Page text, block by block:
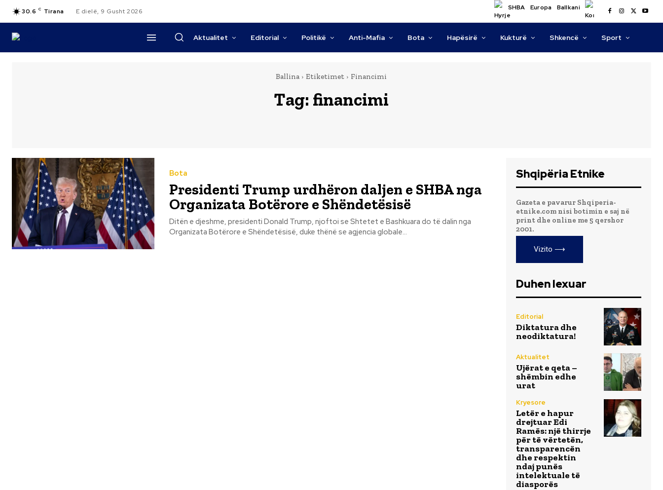
30.6 C Tirana E dielë, 9 Gusht 2026 SHBA Europa Ballkani
Aktualitet Editorial Politikë Anti-Mafia Bota Hapësirë Kukturë Shkencë Sport
Ballina Etiketimet Financimi
Tag: financimi
Bota
Presidenti Trump urdhëron daljen e SHBA nga
Organizata Botërore e Shëndetësisë
Ditën e djeshme, presidenti Donald Trump, njoftoi se Shtetet e Bashkuara do të dalin nga
Organizata Botërore e Shëndetësisë, duke thënë se agjencia globale...
Shqipëria Etnike
Gazeta e pavarur Shqiperia-
etnike.com nisi botimin e saj në
print dhe online me 5 qershor
2001.
Vizito ⟶
Duhen lexuar
Editorial
Diktatura dhe
neodiktatura!
Aktualitet
Ujërat e qeta –
shëmbin edhe
urat
Kryesore
Letër e hapur
drejtuar Edi
Ramës: një thirrje
për të vërtetën,
transparencën
dhe respektin
ndaj punës
intelektuale të
diasporës